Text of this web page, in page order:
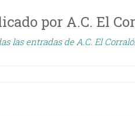
por A.C. El
las entradas de A.C. El